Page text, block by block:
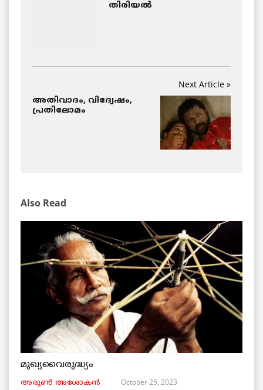
തിരിയല്‍
Next Article »
അതിവാദം, വിദ്വേഷം,
പ്രതിലോമം
Also Read
മുഖ്യവൈരുദ്ധ്യം
അരുണ്‍ അശോകൻ October 25, 2023